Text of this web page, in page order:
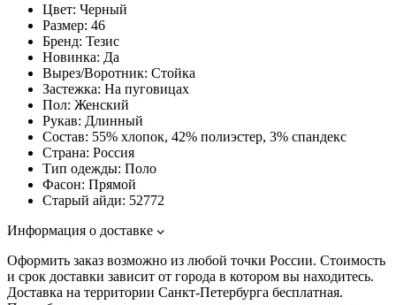
Цвет: Черный
Размер: 46
Бренд: Тезис
Новинка: Да
Вырез/Воротник: Стойка
Застежка: На пуговицах
Пол: Женский
Рукав: Длинный
Состав: 55% хлопок, 42% полиэстер, 3% спандекс
Страна: Россия
Тип одежды: Поло
Фасон: Прямой
Старый айди: 52772
Информация о доставке
Оформить заказ возможно из любой точки России. Стоимость
и срок доставки зависит от города в котором вы находитесь.
Доставка на территории Санкт-Петербурга бесплатная.